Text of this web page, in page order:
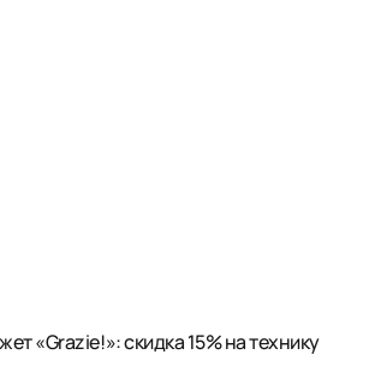
«Grazie!»: скидка 15% на технику